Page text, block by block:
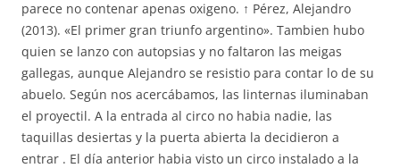
parece no contenar apenas oxigeno. ↑ Pérez, Alejandro
(2013). «El primer gran triunfo argentino». Tambien hubo
quien se lanzo con autopsias y no faltaron las meigas
gallegas, aunque Alejandro se resistio para contar lo de su
abuelo. Según nos acercábamos, las linternas iluminaban
el proyectil. A la entrada al circo no habia nadie, las
taquillas desiertas y la puerta abierta la decidieron a
entrar . El día anterior habia visto un circo instalado a la